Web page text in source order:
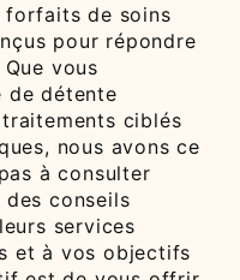
forfaits de soins
pour répondre
vous
de détente
ciblés
nous avons ce
à consulter
conseils
services
et à vos objectifs